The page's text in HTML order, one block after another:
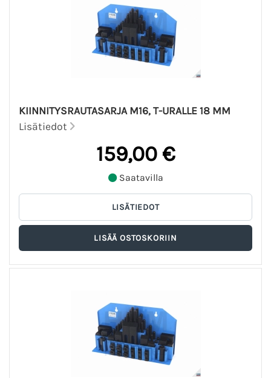
KIINNITYSRAUTASARJA M16, T-URALLE 18 MM
Lisätiedot
159,00 €
Saatavilla